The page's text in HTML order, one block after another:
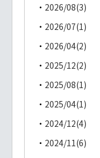
2026/08(3)
2026/07(1)
2026/04(2)
2025/12(2)
2025/08(1)
2025/04(1)
2024/12(4)
2024/11(6)